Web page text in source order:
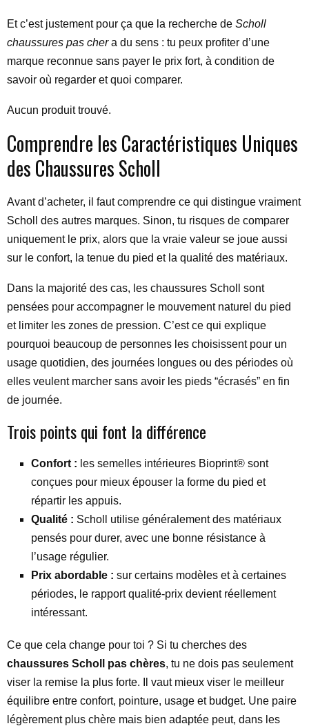
Et c’est justement pour ça que la recherche de Scholl
chaussures pas chera du sens : tu peux profiter d’une
marque reconnue sans payer le prix fort, à condition de
savoir où regarder et quoi comparer.
Aucun produit trouvé.
Comprendre les Caractéristiques Uniques
des Chaussures Scholl
Avant d’acheter, il faut comprendre ce qui distingue vraiment
Scholl des autres marques. Sinon, tu risques de comparer
uniquement le prix, alors que la vraie valeur se joue aussi
sur le confort, la tenue du pied et la qualité des matériaux.
Dans la majorité des cas, les chaussures Scholl sont
pensées pour accompagner le mouvement naturel du pied
et limiter les zones de pression. C’est ce qui explique
pourquoi beaucoup de personnes les choisissent pour un
usage quotidien, des journées longues ou des périodes où
elles veulent marcher sans avoir les pieds “écrasés” en fin
de journée.
Trois points qui font la différence
Confort : les semelles intérieures Bioprint® sont
conçues pour mieux épouser la forme du pied et
répartir les appuis.
Qualité : Scholl utilise généralement des matériaux
pensés pour durer, avec une bonne résistance à
l’usage régulier.
Prix abordable : sur certains modèles et à certaines
périodes, le rapport qualité-prix devient réellement
intéressant.
Ce que cela change pour toi ? Si tu cherches des
chaussures Scholl pas chères, tu ne dois pas seulement
viser la remise la plus forte. Il vaut mieux viser le meilleur
équilibre entre confort, pointure, usage et budget. Une paire
légèrement plus chère mais bien adaptée peut, dans les